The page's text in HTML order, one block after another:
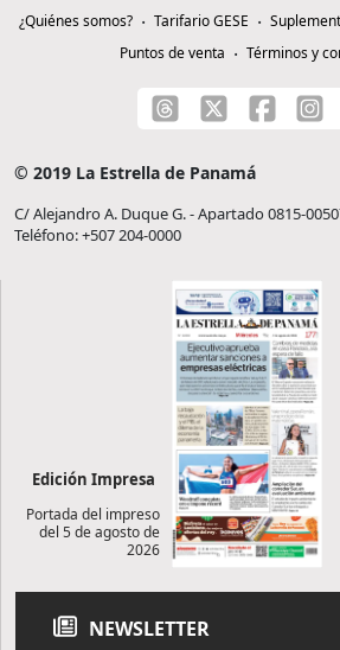
¿Quiénes somos? Tarifario GESE
Puntos de venta
Términos y
© 2019 La Estrella de Panamá
C/ Alejandro A. Duque G. - Apartado 0815-
Teléfono: +507 204-0000
Edición Impresa
Portada del impreso
del 5 de agosto de
2026
NEWSLETTER